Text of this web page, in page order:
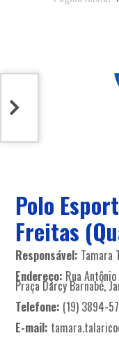
Polo
Freitas
Responsável: Tamara
Endereço: Rua
Praça Darcy Barnabé,
Telefone: (19) 3894-
E-mail: